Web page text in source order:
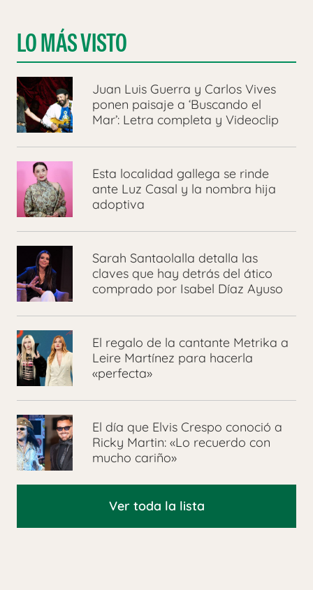
LO MÁS VISTO
Juan Luis Guerra y Carlos Vives
ponen paisaje a ‘Buscando el
Mar’: Letra completa y Videoclip
Esta localidad gallega se rinde
ante Luz Casal y la nombra hija
adoptiva
Sarah Santaolalla detalla las
claves que hay detrás del ático
comprado por Isabel Díaz Ayuso
El regalo de la cantante Metrika a
Leire Martínez para hacerla
«perfecta»
El día que Elvis Crespo conoció a
Ricky Martin: «Lo recuerdo con
mucho cariño»
Ver toda la lista